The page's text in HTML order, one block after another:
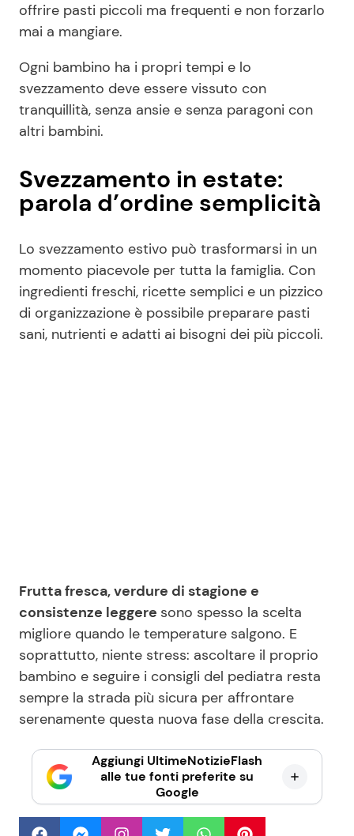
offrire pasti piccoli ma frequenti e non forzarlo
mai a mangiare.
Ogni bambino ha i propri tempi e lo
svezzamento deve essere vissuto con
tranquillità, senza ansie e senza paragoni con
altri bambini.
Svezzamento in estate:
parola d’ordine semplicità
Lo svezzamento estivo può trasformarsi in un
momento piacevole per tutta la famiglia. Con
ingredienti freschi, ricette semplici e un pizzico
di organizzazione è possibile preparare pasti
sani, nutrienti e adatti ai bisogni dei più piccoli.
Frutta fresca, verdure di stagione e
consistenze leggere sono spesso la scelta
migliore quando le temperature salgono. E
soprattutto, niente stress: ascoltare il proprio
bambino e seguire i consigli del pediatra resta
sempre la strada più sicura per affrontare
serenamente questa nuova fase della crescita.
Aggiungi UltimeNotizieFlash
alle tue fonti preferite su
Google